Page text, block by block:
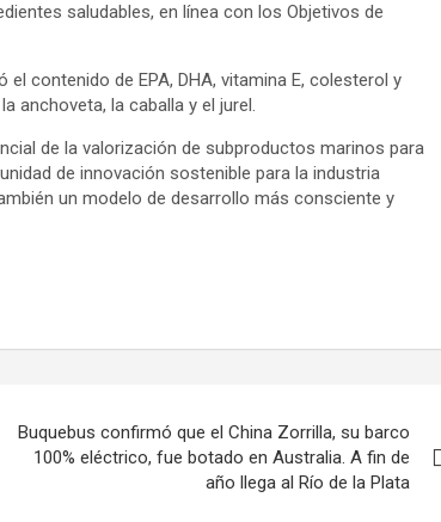
saludables, en línea con los Objetivos de
contenido de EPA, DHA, vitamina E, colesterol y
anchoveta, la caballa y el jurel.
de la valorización de subproductos marinos para
de innovación sostenible para la industria
un modelo de desarrollo más consciente y
Buquebus confirmó que el China Zorrilla, su barco
100% eléctrico, fue botado en Australia. A fin de
año llega al Río de la Plata